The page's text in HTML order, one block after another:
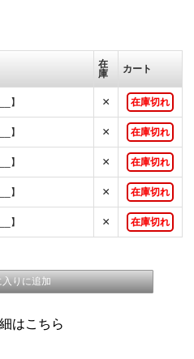
在
庫
カート
】 × 在庫切れ
】 × 在庫切れ
】 × 在庫切れ
】 × 在庫切れ
】 × 在庫切れ
はこちら